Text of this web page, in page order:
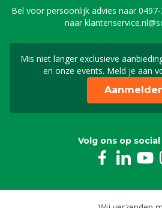
Bel voor persoonlijk advies naar
naar
Mis niet langer exclusieve
en onze events. Meld je aan
Volg ons op